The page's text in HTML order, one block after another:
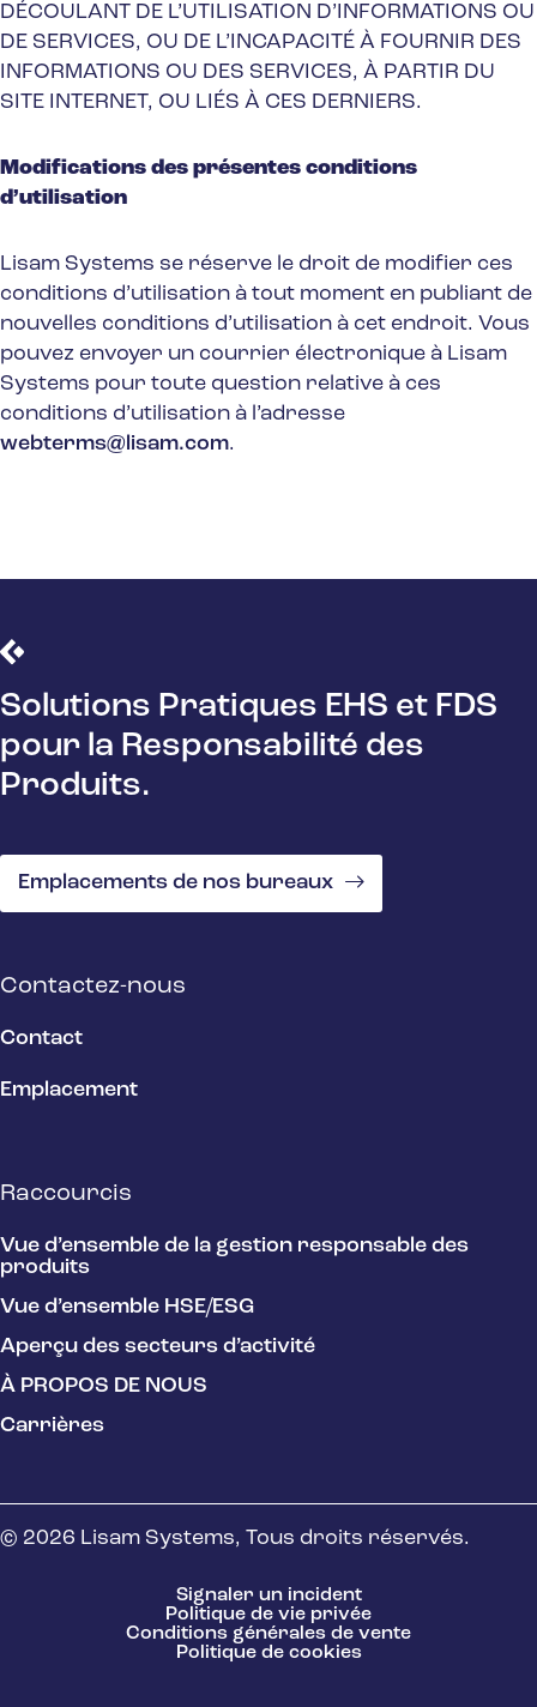
DÉCOULANT DE L’UTILISATION D’INFORMATIONS OU
DE SERVICES, OU DE L’INCAPACITÉ À FOURNIR DES
INFORMATIONS OU DES SERVICES, À PARTIR DU
SITE INTERNET, OU LIÉS À CES DERNIERS.
Modifications des présentes conditions
d’utilisation
Lisam Systems se réserve le droit de modifier ces
conditions d’utilisation à tout moment en publiant de
nouvelles conditions d’utilisation à cet endroit. Vous
pouvez envoyer un courrier électronique à Lisam
Systems pour toute question relative à ces
conditions d’utilisation à l’adresse
webterms@lisam.com.
Solutions Pratiques EHS et FDS
pour la Responsabilité des
Produits.
Emplacements de nos bureaux
Contactez-nous
Contact
Emplacement
Raccourcis
Vue d’ensemble de la gestion responsable des
produits
Vue d’ensemble HSE/ESG
Aperçu des secteurs d’activité
À PROPOS DE NOUS
Carrières
© 2026 Lisam Systems, Tous droits réservés.
Signaler un incident
Politique de vie privée
Conditions générales de vente
Politique de cookies